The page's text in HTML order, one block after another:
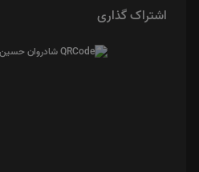
اشتراک گذاری